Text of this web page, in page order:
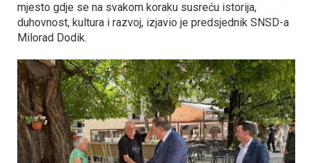
mjesto gdje se na svakom koraku susreću istorija,
duhovnost, kultura i razvoj, izjavio je predsjednik SNSD-a
Milorad Dodik.